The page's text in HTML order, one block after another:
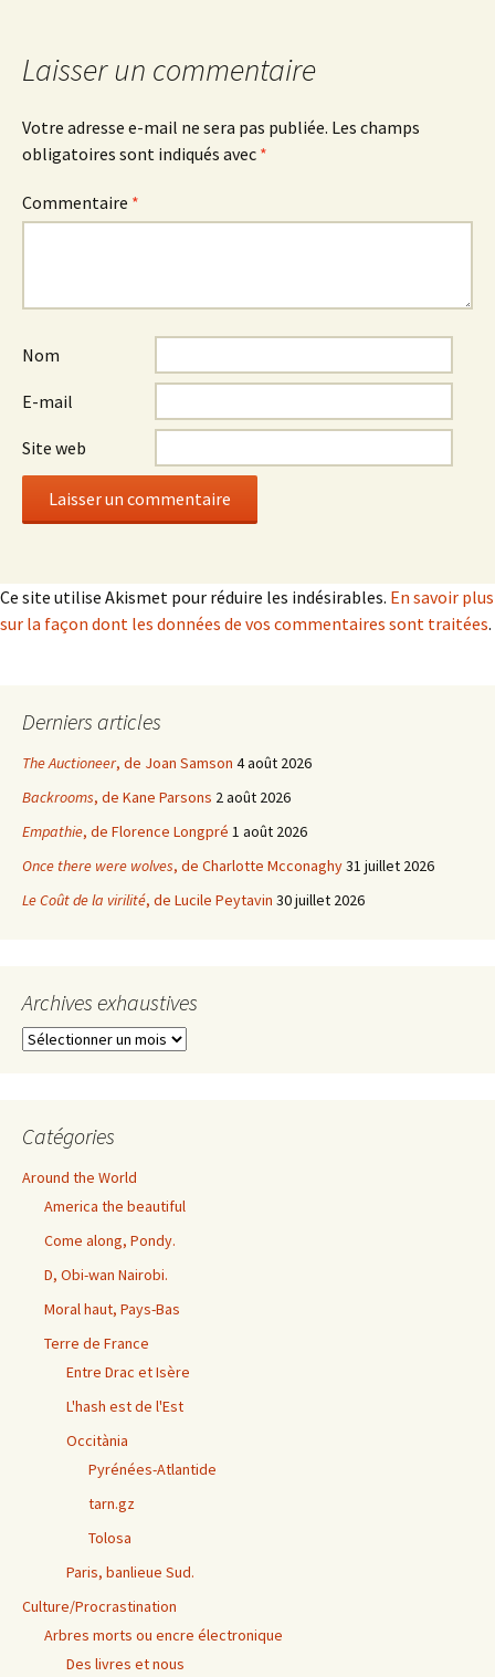
articles
Laisser un commentaire
Votre adresse e-mail ne sera pas publiée. Les champs
obligatoires sont indiqués avec *
Commentaire *
Nom
E-mail
Site web
Ce site utilise Akismet pour réduire les indésirables. En savoir plus
sur la façon dont les données de vos commentaires sont traitées.
Derniers articles
The Auctioneer, de Joan Samson 4 août 2026
Backrooms, de Kane Parsons 2 août 2026
Empathie, de Florence Longpré 1 août 2026
Once there were wolves, de Charlotte Mcconaghy31 juillet 2026
Le Coût de la virilité, de Lucile Peytavin 30 juillet 2026
Archives exhaustives
Archives
Catégories
Around the World
America the beautiful
Come along, Pondy.
D, Obi-wan Nairobi.
Moral haut, Pays-Bas
Terre de France
Entre Drac et Isère
L'hash est de l'Est
Occitània
Pyrénées-Atlantide
tarn.gz
Tolosa
Paris, banlieue Sud.
Culture/Procrastination
Arbres morts ou encre électronique
Des livres et nous